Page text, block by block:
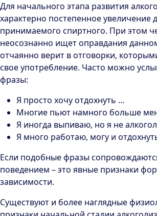
Для начального этапа развития
характерно постепенное увеличение
принимаемого спиртного. При этом
неосознанно ищет оправдания
отчаянно верит в отговорки,
свое употребление. Часто можно
фразы:
Я просто хочу отдохнуть …
Многие пьют намного больше
Я иногда выпиваю, но я не
Я много работаю, могу и
Если подобные фразы
поведением – это явные признаки
зависимости.
Существуют и более наглядные